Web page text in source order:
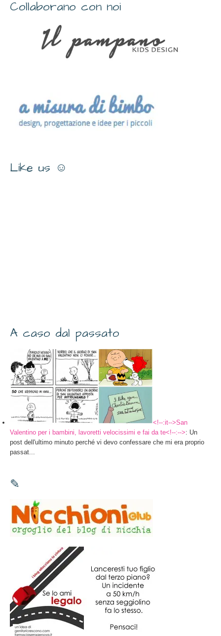
Collaborano con noi
Like us ☺
A caso dal passato
<!--:it-->San
Valentino per i bambini, lavoretti velocissimi e fai da te<!--:-->: Un
post dell'ultimo minuto perché vi devo confessare che mi era proprio
passat...
✎